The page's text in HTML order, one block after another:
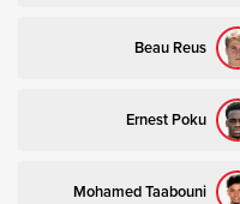
Beau Reus
Ernest Poku
Mohamed Taabouni